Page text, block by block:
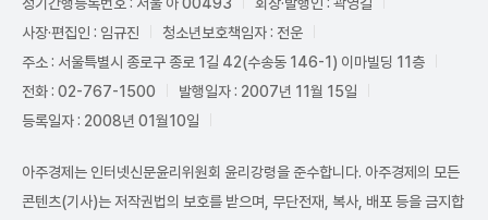
사장·편집인 : 임규진
청소년보호책임자 : 전운
주소 : 서울특별시 종로구 종로 1길 42(수송동 146-1) 이마빌딩 11층
전화 : 02-767-1500
발행일자 : 2007년 11월 15일
등록일자 : 2008년 01월10일
아주경제는 인터넷신문윤리위원회 윤리강령을 준수합니다. 아주경제의 모든
콘텐츠(기사)는 저작권법의 보호를 받으며, 무단전재, 복사, 배포 등을 금지합